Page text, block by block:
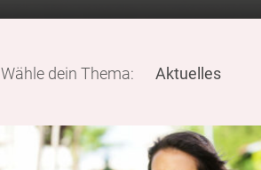
Wähle dein Thema: Aktuelles